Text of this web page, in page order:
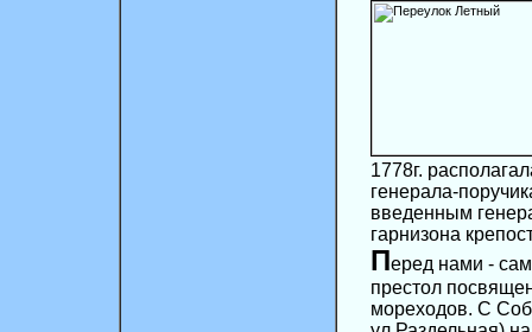
1778г.
генерала-
введенным
гарнизона
Перед нами -
престол
мореходов. С